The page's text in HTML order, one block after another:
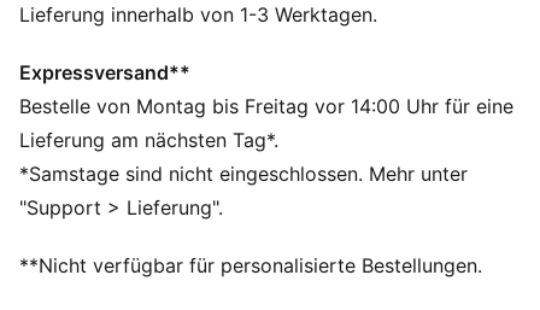
Hergestellt aus mindestens 30 % recycelten
DETAILS
Entworfen für: Lifestyle by PUMA
Rippstrick
Umgeschlagene Krempe
Gewebtes Vereinswappen auf der Krempe
Fleecefutter
Lieferung innerhalb von 1-3 Werktagen.
Expressversand**
Bestelle von Montag bis Freitag vor 14:00 Uhr für eine
Lieferung am nächsten Tag*.
*Samstage sind nicht eingeschlossen. Mehr unter
"Support > Lieferung".
**Nicht verfügbar für personalisierte Bestellungen.